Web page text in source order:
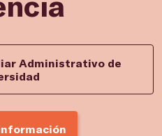
Administrativo de